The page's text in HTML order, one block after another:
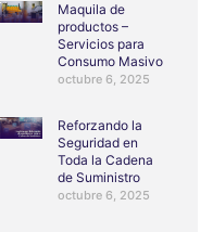
Maquila de
productos –
Servicios para
Consumo Masivo
octubre 6, 2025
Reforzando la
Seguridad en
Toda la Cadena
de Suministro
octubre 6, 2025